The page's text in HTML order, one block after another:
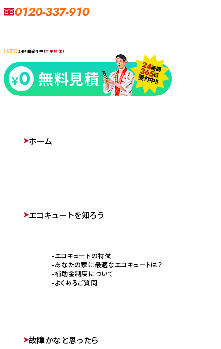
0120-337-910
通話無料24時間受付中（年中無休）
ホーム
エコキュートを知ろう
エコキュートの特徴
あなたの家に最適なエコキュートは？
補助金制度について
よくあるご質問
故障かなと思ったら